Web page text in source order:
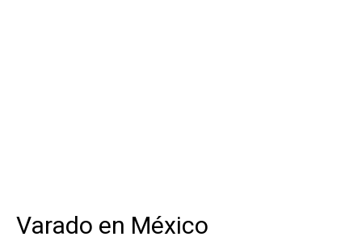
Varado en México